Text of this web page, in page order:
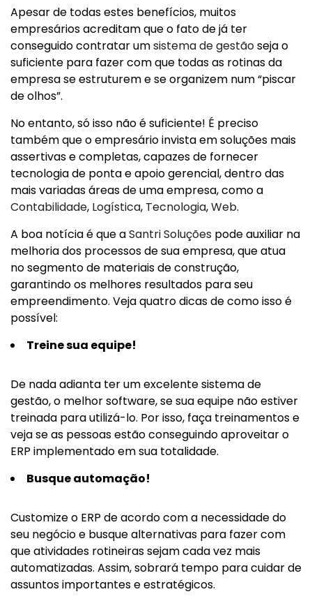
Apesar de todas estes benefícios, muitos
empresários acreditam que o fato de já ter
conseguido contratar umsistema de gestãoseja o
suficiente para fazer com que todas as rotinas da
empresa se estruturem e se organizem num “piscar
de olhos”.
No entanto, só isso não é suficiente! É preciso
também que o empresário invista em soluções mais
assertivas e completas, capazes de fornecer
tecnologia de ponta e apoio gerencial, dentro das
mais variadas áreas de uma empresa, como a
Contabilidade, Logística, Tecnologia,Web.
A boa notícia é que aSantri Soluções pode auxiliar na
melhoria dos processos de sua empresa, que atua
no segmento de materiais de construção,
garantindo os melhores resultados para seu
empreendimento. Veja quatro dicas de como isso é
possível:
Treine sua equipe!
De nada adianta ter um excelente sistema de
gestão, o melhor software, se sua equipe não estiver
treinada para utilizá-lo. Por isso, faça treinamentos e
veja se as pessoas estão conseguindo aproveitar o
ERP implementado em sua totalidade.
Busque automação!
Customize o ERP de acordo com a necessidade do
seu negócio e busque alternativas para fazer com
que atividades rotineiras sejam cada vez mais
automatizadas. Assim, sobrará tempo para cuidar de
assuntos importantes e estratégicos.